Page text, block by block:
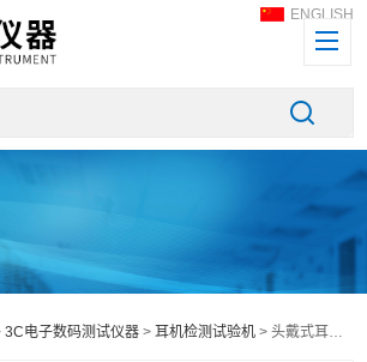
ENGLISH
3C电子数码测试仪器 >耳机检测试验机 > 头戴式耳机扩张寿命验机HK-EJ-KZ4